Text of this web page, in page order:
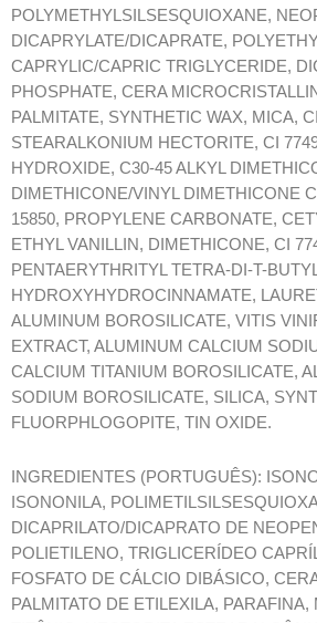
POLYMETHYLSILSESQUIOXANE,
DICAPRYLATE/DICAPRATE,
CAPRYLIC/CAPRIC TRIGLYCERIDE,
PHOSPHATE, CERA
PALMITATE, SYNTHETIC WAX, MICA,
STEARALKONIUM HECTORITE, CI
HYDROXIDE, C30-45 ALKYL
DIMETHICONE/VINYL DIMETHICONE
15850, PROPYLENE CARBONATE,
ETHYL VANILLIN, DIMETHICONE, CI
PENTAERYTHRITYL TETRA-DI-T-BUTYL
HYDROXYHYDROCINNAMATE,
ALUMINUM BOROSILICATE, VITIS
EXTRACT, ALUMINUM CALCIUM
CALCIUM TITANIUM BOROSILICATE,
SODIUM BOROSILICATE, SILICA,
FLUORPHLOGOPITE, TIN OXIDE.
INGREDIENTES (PORTUGUÊS):
ISONONILA,
DICAPRILATO/DICAPRATO DE
POLIETILENO, TRIGLICERÍDEO
FOSFATO DE CÁLCIO DIBÁSICO,
PALMITATO DE ETILEXILA,